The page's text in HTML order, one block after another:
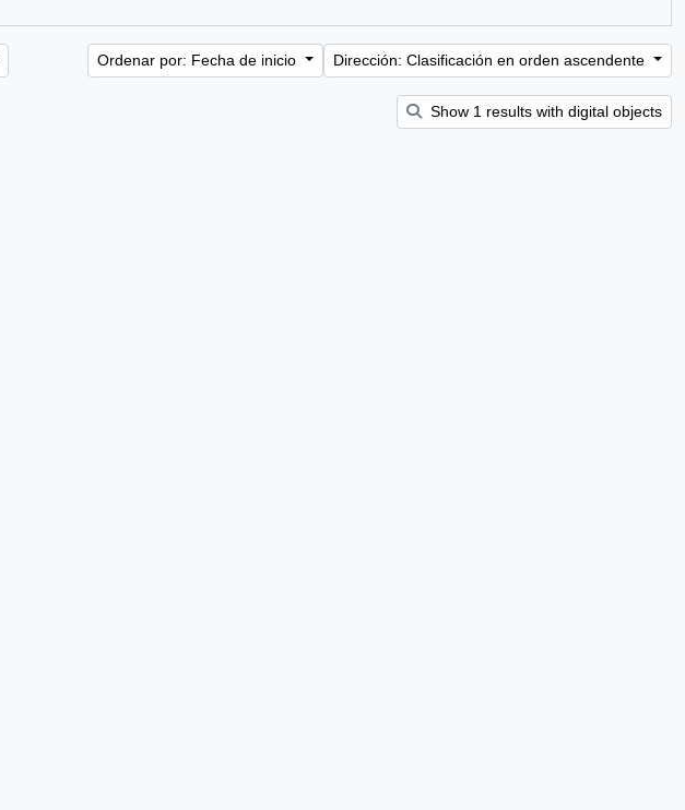
Ordenar por: Fecha de inicio Dirección: Clasificación en orden ascendente
Show 1 results with digital objects